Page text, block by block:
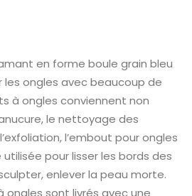
en forme boule grain bleu
ongles avec beaucoup de
à ongles conviennent non
le nettoyage des
l’embout pour ongles
pour lisser les bords des
enlever la peau morte.
ongles sont livrés avec une